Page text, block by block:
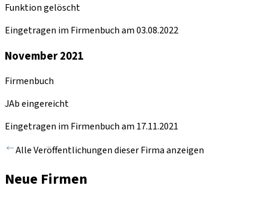
Funktion gelöscht
Eingetragen im Firmenbuch am 03.08.2022
November 2021
Firmenbuch
JAb eingereicht
Eingetragen im Firmenbuch am 17.11.2021
Alle Veröffentlichungen dieser Firma anzeigen
Neue Firmen